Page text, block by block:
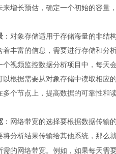
来增长预估，确定一个初始的容量
：对象存储适用于存储海量的非结
着丰富的信息，需要进行存储和分
个视频监控数据分析项目中，每天
以根据需要从对象存储中读取相应
多个节点上，提高数据的可靠性和
：网络带宽的选择要根据数据传输
将分析结果传输给其他系统，那么
需的网络带宽。例如，如果每天需